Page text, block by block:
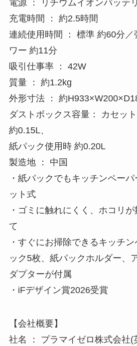
【商品概要】
±0 カセット式コードレスクリ
き)
2026年5月15日より順次発売
税込売価 ： 22,000円
カラー ： ホワイト／ブラウン
形名 ： XJC-K211
電源 ： リチウムイオンバッテリ
充電時間 ： 約2.5時間
連続使用時間 ： 標準 約60分／
ワー 約11分
吸引仕事率 ： 42W
質量 ： 約1.2kg
外形寸法 ： 約
ダストボックス容量： カセッ
約0.15L、
紙パック使用時 約0.20L
製造地 ： 中国
ット式
・ゴミに触れにくく、ホコリが